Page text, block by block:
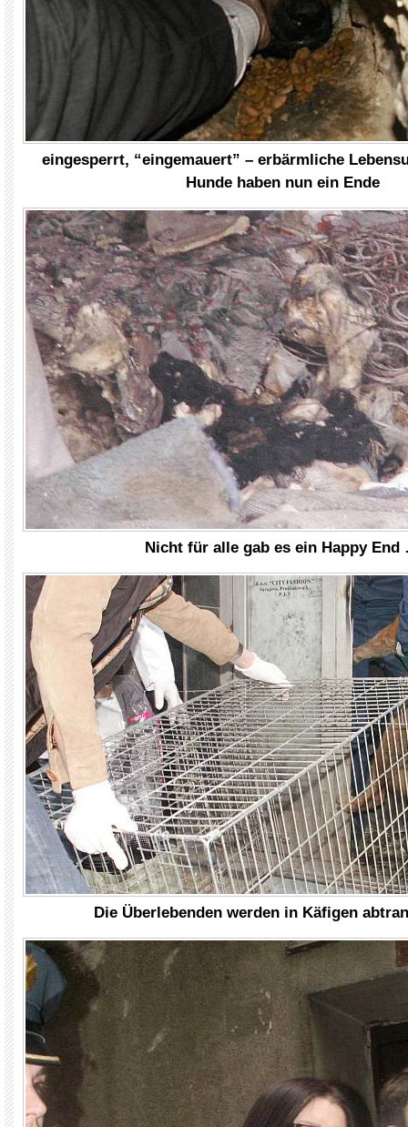
eingesperrt, “eingemauert” – erbärmliche
Hunde haben nun ein Ende
Nicht für alle gab es ein Happy
Die Überlebenden werden in Käfigen